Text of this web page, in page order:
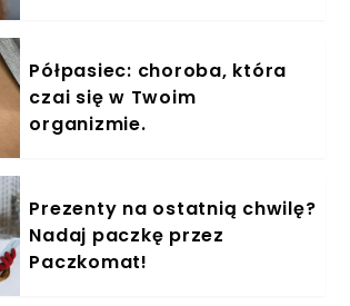
Półpasiec: choroba, która
czai się w Twoim
organizmie.
Prezenty na ostatnią chwilę?
Nadaj paczkę przez
Paczkomat!